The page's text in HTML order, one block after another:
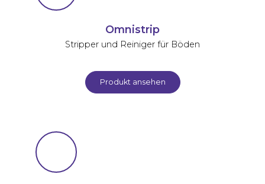
Omnistrip
Stripper und Reiniger für Böden
Produkt ansehen